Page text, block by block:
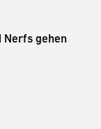
Nerfs gehen